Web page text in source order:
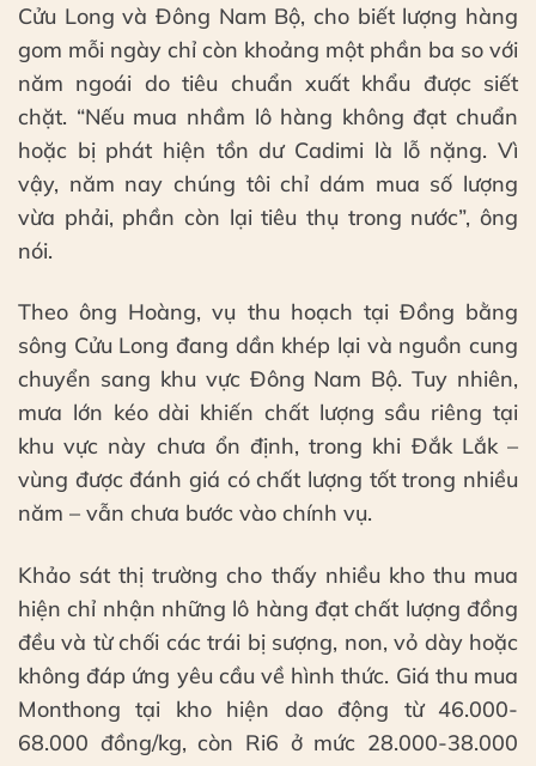
Cửu Long và Đông Nam Bộ, cho biết lượng hàng
gom mỗi ngày chỉ còn khoảng một phần ba so với
năm ngoái do tiêu chuẩn xuất khẩu được siết
chặt. “Nếu mua nhầm lô hàng không đạt chuẩn
hoặc bị phát hiện tồn dư Cadimi là lỗ nặng. Vì
vậy, năm nay chúng tôi chỉ dám mua số lượng
vừa phải, phần còn lại tiêu thụ trong nước”, ông
nói.
Theo ông Hoàng, vụ thu hoạch tại Đồng bằng
sông Cửu Long đang dần khép lại và nguồn cung
chuyển sang khu vực Đông Nam Bộ. Tuy nhiên,
mưa lớn kéo dài khiến chất lượng sầu riêng tại
khu vực này chưa ổn định, trong khi Đắk Lắk –
vùng được đánh giá có chất lượng tốt trong nhiều
năm – vẫn chưa bước vào chính vụ.
Khảo sát thị trường cho thấy nhiều kho thu mua
hiện chỉ nhận những lô hàng đạt chất lượng đồng
đều và từ chối các trái bị sượng, non, vỏ dày hoặc
không đáp ứng yêu cầu về hình thức. Giá thu mua
Monthong tại kho hiện dao động từ 46.000-
68.000 đồng/kg, còn Ri6 ở mức 28.000-38.000